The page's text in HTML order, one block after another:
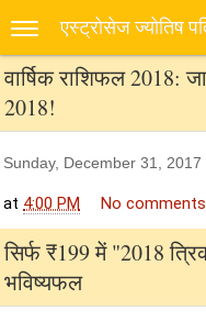
एस्‍ट्रोसेज ज्‍योतिष
वार्षिक राशिफल 2018:
2018!
Sunday, December 31, 2017
at 4:00 PM No
सिर्फ ₹199 में "2018
भविष्यफल